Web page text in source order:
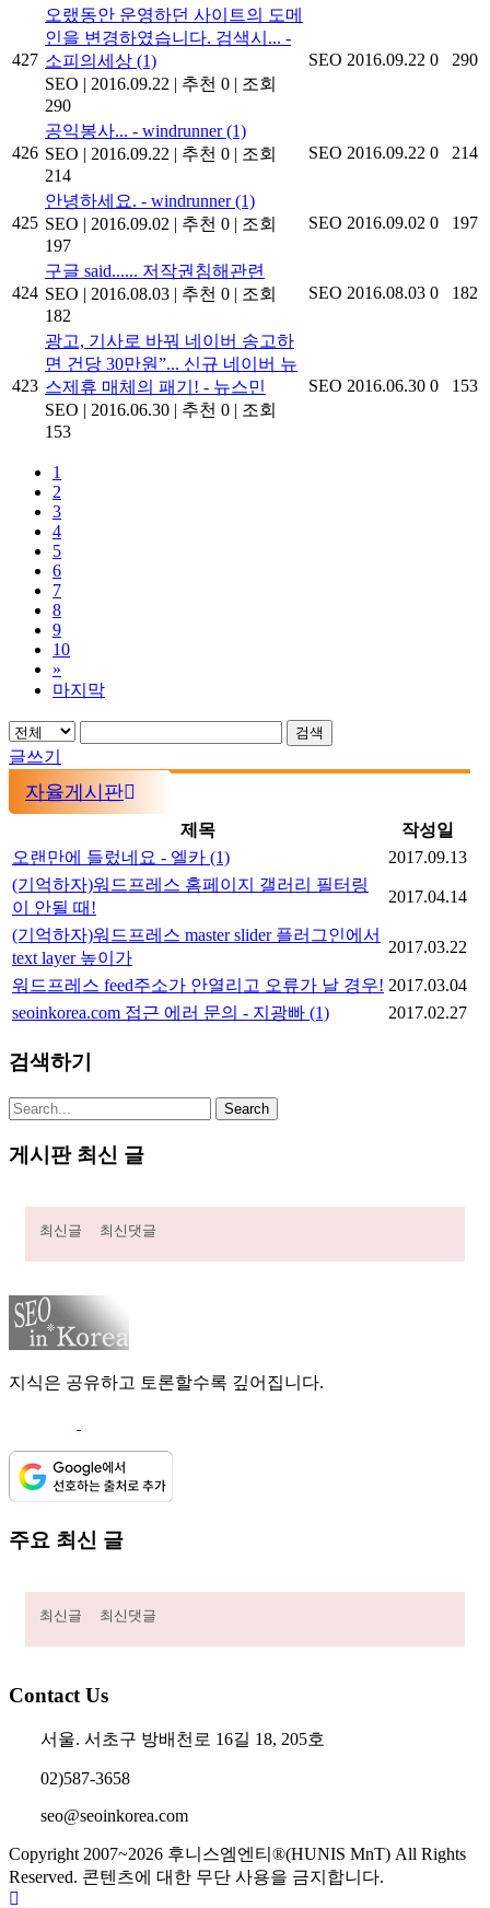
427
오랬동안 운영하던 사이트의 도메
인을 변경하였습니다. 검색시... -
소피의세상 (1)
SEO | 2016.09.22 | 추천 0 | 조회
290
SEO 2016.09.22 0 290
426
공익봉사... - windrunner(1)
SEO | 2016.09.22 | 추천 0 | 조회
214
SEO 2016.09.22 0 214
425
안녕하세요. - windrunner(1)
SEO | 2016.09.02 | 추천 0 | 조회
197
SEO 2016.09.02 0 197
424
구글 said...... 저작권침해관련
SEO | 2016.08.03 | 추천 0 | 조회
182
SEO 2016.08.03 0 182
423
광고, 기사로 바꿔 네이버 송고하
면 건당 30만원”... 신규 네이버 뉴
스제휴 매체의 패기! - 뉴스민
SEO | 2016.06.30 | 추천 0 | 조회
153
SEO 2016.06.30 0 153
1
2
3
4
5
6
7
8
9
10
»
마지막
검색
글쓰기
자율게시판
제목
작성일
오랜만에 들렀네요 - 엘카 (1)
2017.09.13
(기억하자)워드프레스 홈페이지 갤러리 필터링
이 안될 때!
2017.04.14
(기억하자)워드프레스 master slider 플러그인에서
text layer 높이가
2017.03.22
워드프레스 feed주소가 안열리고 오류가 날 경우! 2017.03.04
seoinkorea.com 접근 에러 문의 - 지광빠 (1) 2017.02.27
검색하기
게시판 최신 글
최신글 최신댓글
지식은 공유하고 토론할수록 깊어집니다.
주요 최신 글
최신글 최신댓글
Contact Us
서울. 서초구 방배천로 16길 18, 205호
02)587-3658
seo@seoinkorea.com
Copyright 2007~2026 후니스엠엔티®(HUNIS MnT) All Rights
Reserved. 콘텐츠에 대한 무단 사용을 금지합니다.